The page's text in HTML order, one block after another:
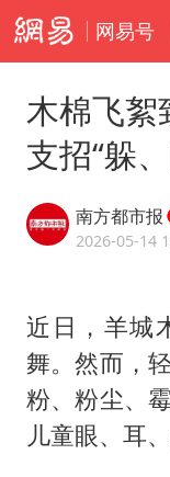
网易号
木棉飞絮
支招“躲
南方都市报
2026-05-14
近日，羊城
舞。然而，
粉、粉尘、
儿童眼、耳